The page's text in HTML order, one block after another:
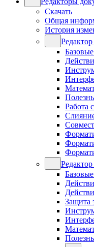
Скачать
Общая
История
Работа
Защита